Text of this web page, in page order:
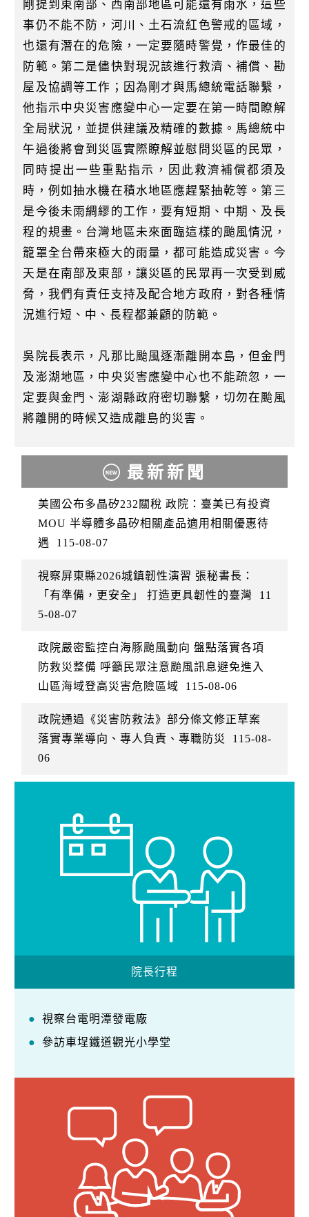
剛提到東南部、西南部地區可能還有雨水，這些
事仍不能不防，河川、土石流紅色警戒的區域，
也還有潛在的危險，一定要隨時警覺，作最佳的
防範。第二是儘快對現況該進行救濟、補償、勘
屋及協調等工作；因為剛才與馬總統電話聯繫，
他指示中央災害應變中心一定要在第一時間瞭解
全局狀況，並提供建議及精確的數據。馬總統中
午過後將會到災區實際瞭解並慰問災區的民眾，
同時提出一些重點指示，因此救濟補償都須及
時，例如抽水機在積水地區應趕緊抽乾等。第三
是今後未雨綢繆的工作，要有短期、中期、及長
程的規畫。台灣地區未來面臨這樣的颱風情況，
籠罩全台帶來極大的雨量，都可能造成災害。今
天是在南部及東部，讓災區的民眾再一次受到威
脅，我們有責任支持及配合地方政府，對各種情
況進行短、中、長程都兼顧的防範。
吳院長表示，凡那比颱風逐漸離開本島，但金門
及澎湖地區，中央災害應變中心也不能疏忽，一
定要與金門、澎湖縣政府密切聯繫，切勿在颱風
將離開的時候又造成離島的災害。
最新新聞
美國公布多晶矽232關稅 政院：臺美已有投資
MOU 半導體多晶矽相關產品適用相關優惠待
遇
115-08-07
視察屏東縣2026城鎮韌性演習 張秘書長：
「有準備，更安全」 打造更具韌性的臺灣
11
5-08-07
政院嚴密監控白海豚颱風動向 盤點落實各項
防救災整備 呼籲民眾注意颱風訊息避免進入
山區海域登高災害危險區域
115-08-06
政院通過《災害防救法》部分條文修正草案
落實專業導向、專人負責、專職防災
115-08-
06
院長行程
視察台電明潭發電廠
參訪車埕鐵道觀光小學堂